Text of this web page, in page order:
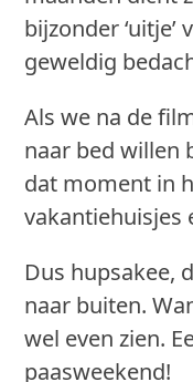
bijzonder
geweldig
Als we na de
naar bed willen
dat moment in
vakantiehuisjes
Dus hupsakee,
naar buiten.
wel even zien.
paasweekend!